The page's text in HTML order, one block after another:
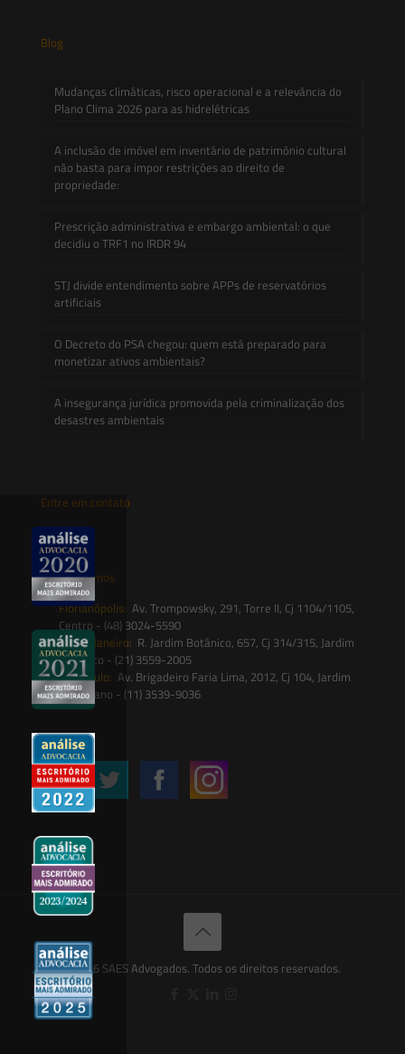
Blog
Mudanças climáticas, risco operacional e a relevância do
Plano Clima 2026 para as hidrelétricas
A inclusão de imóvel em inventário de patrimônio cultural
não basta para impor restrições ao direito de
propriedade:
Prescrição administrativa e embargo ambiental: o que
decidiu o TRF1 no IRDR 94
STJ divide entendimento sobre APPs de reservatórios
artificiais
O Decreto do PSA chegou: quem está preparado para
monetizar ativos ambientais?
A insegurança jurídica promovida pela criminalização dos
desastres ambientais
Entre em contato
contato@saesadvogados.com.br
Onde estamos
Florianópolis: Av. Trompowsky, 291, Torre II, Cj 1104/1105,
Centro - (48) 3024-5590
Rio de Janeiro: R. Jardim Botânico, 657, Cj 314/315, Jardim
Botânico - (21) 3559-2005
São Paulo: Av. Brigadeiro Faria Lima, 2012, Cj 104, Jardim
Paulistano - (11) 3539-9036
Siga-nos
© 2026 SAES Advogados. Todos os direitos reservados.